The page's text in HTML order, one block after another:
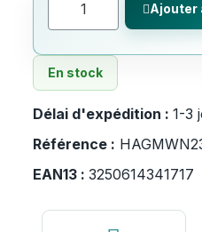
Ajouter
En stock
Délai d'expédition : 1-3
Référence :
EAN13 : 3250614341717